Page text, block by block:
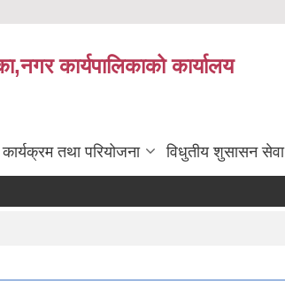
कार्यपालिकाको कार्यालय
कार्यक्रम तथा परियोजना विधुतीय शुसासन सेवा